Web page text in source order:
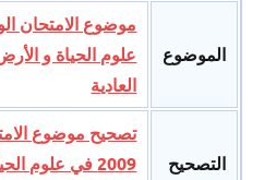
الموضوع
علوم الحياة و
العادية
التصحيح
تصحيح موضوع
2009 في علوم